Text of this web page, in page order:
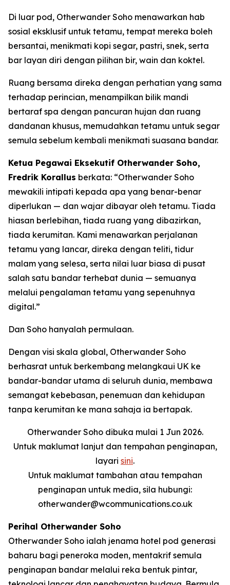
Di luar pod, Otherwander Soho menawarkan hab
sosial eksklusif untuk tetamu, tempat mereka boleh
bersantai, menikmati kopi segar, pastri, snek, serta
bar layan diri dengan pilihan bir, wain dan koktel.
Ruang bersama direka dengan perhatian yang sama
terhadap perincian, menampilkan bilik mandi
bertaraf spa dengan pancuran hujan dan ruang
dandanan khusus, memudahkan tetamu untuk segar
semula sebelum kembali menikmati suasana bandar.
Ketua Pegawai Eksekutif Otherwander Soho,
Fredrik Korallus berkata: “Otherwander Soho
mewakili intipati kepada apa yang benar-benar
diperlukan — dan wajar dibayar oleh tetamu. Tiada
hiasan berlebihan, tiada ruang yang dibazirkan,
tiada kerumitan. Kami menawarkan perjalanan
tetamu yang lancar, direka dengan teliti, tidur
malam yang selesa, serta nilai luar biasa di pusat
salah satu bandar terhebat dunia — semuanya
melalui pengalaman tetamu yang sepenuhnya
digital.”
Dan Soho hanyalah permulaan.
Dengan visi skala global, Otherwander Soho
berhasrat untuk berkembang melangkaui UK ke
bandar-bandar utama di seluruh dunia, membawa
semangat kebebasan, penemuan dan kehidupan
tanpa kerumitan ke mana sahaja ia bertapak.
Otherwander Soho dibuka mulai 1 Jun 2026.
Untuk maklumat lanjut dan tempahan penginapan,
layari sini.
Untuk maklumat tambahan atau tempahan
penginapan untuk media, sila hubungi:
otherwander@wcommunications.co.uk
Perihal Otherwander Soho
Otherwander Soho ialah jenama hotel pod generasi
baharu bagi peneroka moden, mentakrif semula
penginapan bandar melalui reka bentuk pintar,